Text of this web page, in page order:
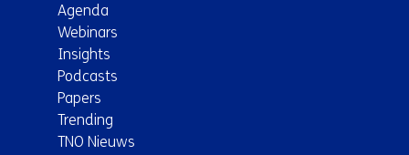
Agenda
Webinars
Insights
Podcasts
Papers
Trending
TNO Nieuws